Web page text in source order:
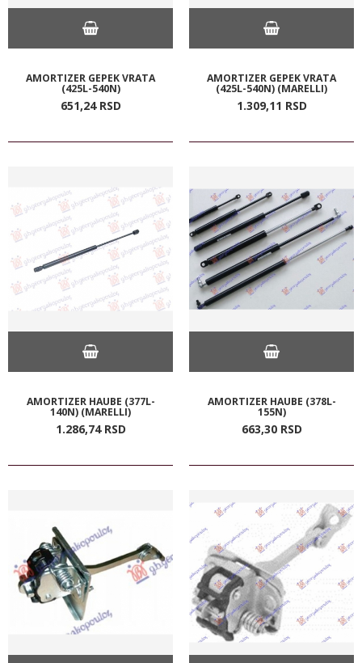
AMORTIZER GEPEK VRATA
(425L-540N)
651,24 RSD
AMORTIZER GEPEK VRATA
(425L-540N) (MARELLI)
1.309,11 RSD
AMORTIZER HAUBE (377L-
140N) (MARELLI)
1.286,74 RSD
AMORTIZER HAUBE (378L-
155N)
663,30 RSD